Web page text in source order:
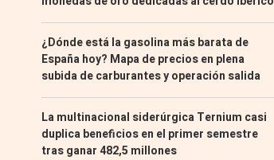
¿Dónde está la gasolina más barata de
España hoy? Mapa de precios en plena
subida de carburantes y operación salida
La multinacional siderúrgica Ternium casi
duplica beneficios en el primer semestre
tras ganar 482,5 millones